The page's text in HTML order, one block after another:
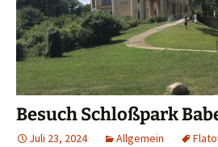
Besuch Schloßpark
Juli 23, 2024 Allgemein